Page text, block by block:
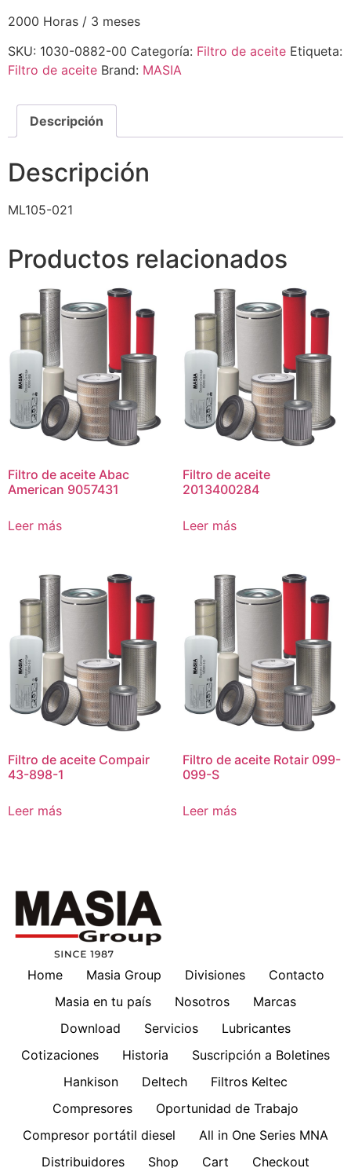
2000 Horas / 3 meses
SKU: 1030-0882-00 Categoría: Filtro de aceite Etiqueta:
Filtro de aceite Brand: MASIA
Descripción
Descripción
ML105-021
Productos relacionados
Filtro de aceite Abac
American 9057431
Leer más
Filtro de aceite
2013400284
Leer más
Filtro de aceite Compair
43-898-1
Leer más
Filtro de aceite Rotair 099-
099-S
Leer más
Home Masia Group Divisiones
Contacto
Masia en tu país
Nosotros
Marcas
Download
Servicios
Lubricantes
Cotizaciones
Historia
Suscripción a Boletines
Hankison
Deltech
Filtros Keltec
Compresores
Oportunidad de Trabajo
Compresor portátil diesel
All in One Series MNA
Distribuidores
Shop Cart Checkout